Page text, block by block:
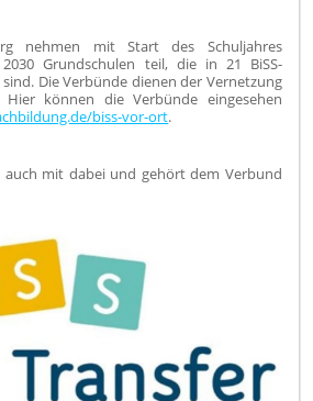
nehmen mit Start des Schuljahres
2030 Grundschulen teil, die in 21 BiSS-
Die Verbünde dienen der Vernetzung
können die Verbünde eingesehen
biss-vor-ort.
auch mit dabei und gehört dem Verbund